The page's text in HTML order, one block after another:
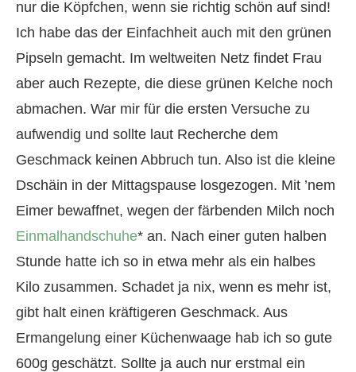
nur die Köpfchen, wenn sie richtig schön auf sind!
Ich habe das der Einfachheit auch mit den grünen
Pipseln gemacht. Im weltweiten Netz findet Frau
aber auch Rezepte, die diese grünen Kelche noch
abmachen. War mir für die ersten Versuche zu
aufwendig und sollte laut Recherche dem
Geschmack keinen Abbruch tun. Also ist die kleine
Dschäin in der Mittagspause losgezogen. Mit ’nem
Eimer bewaffnet, wegen der färbenden Milch noch
Einmalhandschuhe* an. Nach einer guten halben
Stunde hatte ich so in etwa mehr als ein halbes
Kilo zusammen. Schadet ja nix, wenn es mehr ist,
gibt halt einen kräftigeren Geschmack. Aus
Ermangelung einer Küchenwaage hab ich so gute
600g geschätzt. Sollte ja auch nur erstmal ein